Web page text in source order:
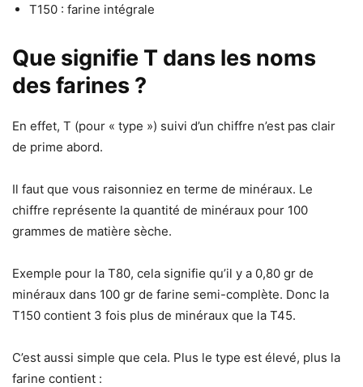
T150 : farine intégrale
Que signifie T dans les noms
des farines ?
En effet, T (pour « type ») suivi d’un chiffre n’est pas clair
de prime abord.
Il faut que vous raisonniez en terme de minéraux. Le
chiffre représente la quantité de minéraux pour 100
grammes de matière sèche.
Exemple pour la T80, cela signifie qu’il y a 0,80 gr de
minéraux dans 100 gr de farine semi-complète. Donc la
T150 contient 3 fois plus de minéraux que la T45.
C’est aussi simple que cela. Plus le type est élevé, plus la
farine contient :